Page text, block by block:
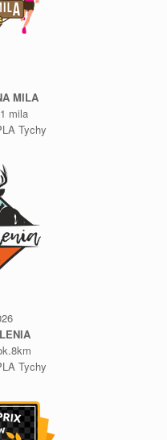
MILA
mila
Tychy
Tychy